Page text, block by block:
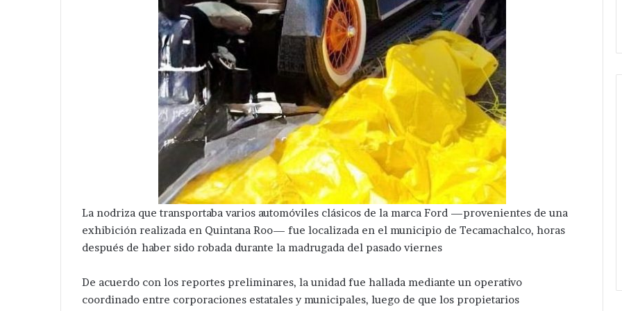
La nodriza que transportaba varios automóviles clásicos de la marca Ford —provenientes de una
exhibición realizada en Quintana Roo— fue localizada en el municipio de Tecamachalco, horas
después de haber sido robada durante la madrugada del pasado viernes
De acuerdo con los reportes preliminares, la unidad fue hallada mediante un operativo
coordinado entre corporaciones estatales y municipales, luego de que los propietarios
central
de
San
Salvador
.
Huixcolotla .
en
San
Hipólito
Xochiltenango
Xochiltenango .